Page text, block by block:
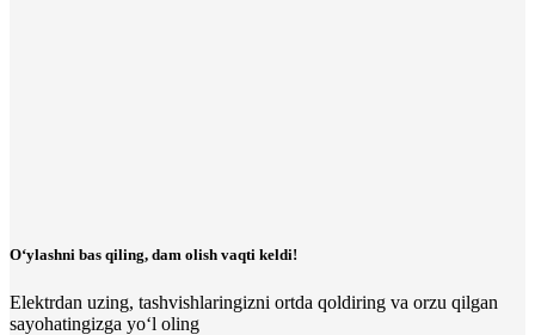
O‘ylashni bas qiling, dam olish vaqti keldi!
Elektrdan uzing, tashvishlaringizni ortda qoldiring va orzu qilgan
sayohatingizga yo‘l oling